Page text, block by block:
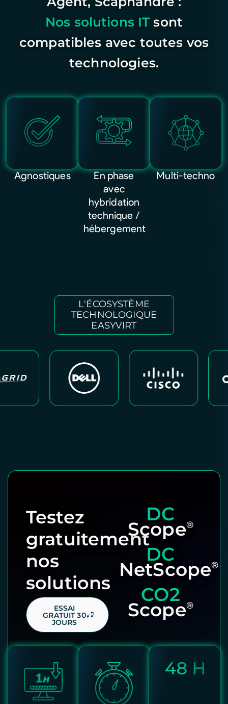
Nos solutions ITsont
compatibles avec toutes vos
technologies.
Agnostiques
En phase
avec
hybridation
technique /
hébergement
Multi-techno
L'ÉCOSYSTÈME
TECHNOLOGIQUE
EASYVIRT
Testez
gratuitement
nos
solutions
ESSAI
GRATUIT 30
JOURS
DC
Scope®
DC
NetScope®
CO2
Scope®